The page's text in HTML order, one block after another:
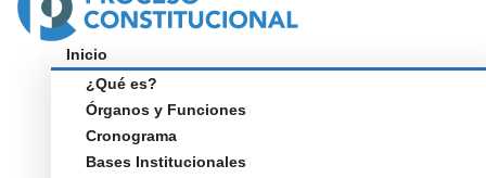
Inicio
¿Qué es?
Órganos y Funciones
Cronograma
Bases Institucionales